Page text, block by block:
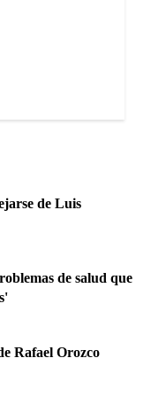
de Luis
de salud que
Rafael Orozco